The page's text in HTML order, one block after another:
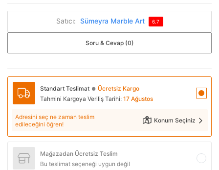
Satıcı: Sümeyra Marble Art 6.7
Soru & Cevap (0)
Standart Teslimat ● Ücretsiz Kargo
Tahmini Kargoya Veriliş Tarihi: 17 Ağustos
Adresini seç ne zaman teslim
edileceğini öğren!
Konum Seçiniz
Mağazadan Ücretsiz Teslim
Bu teslimat seçeneği uygun değil